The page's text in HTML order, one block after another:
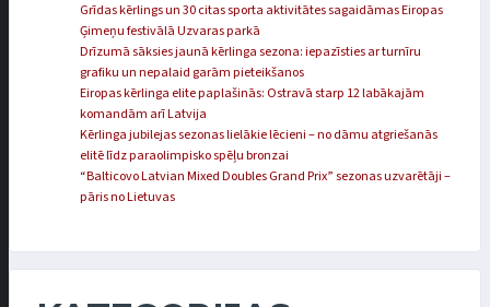
Grīdas kērlings un 30 citas sporta aktivitātes sagaidāmas Eiropas
Ģimeņu festivālā Uzvaras parkā
Drīzumā sāksies jaunā kērlinga sezona: iepazīsties ar turnīru
grafiku un nepalaid garām pieteikšanos
Eiropas kērlinga elite paplašinās: Ostravā starp 12 labākajām
komandām arī Latvija
Kērlinga jubilejas sezonas lielākie lēcieni – no dāmu atgriešanās
elitē līdz paraolimpisko spēļu bronzai
“Balticovo Latvian Mixed Doubles Grand Prix” sezonas uzvarētāji –
pāris no Lietuvas